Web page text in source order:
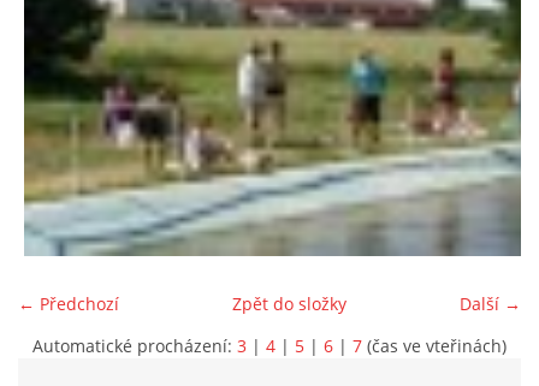
← Předchozí Další →
Zpět do složky
Automatické procházení: 3 | 4 | 5 | 6 | 7 (čas ve vteřinách)